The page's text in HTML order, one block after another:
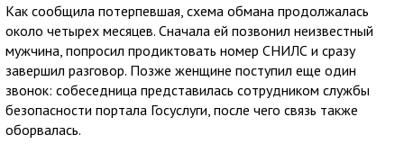
Как сообщила потерпевшая, схема обмана продолжалась
около четырех месяцев. Сначала ей позвонил неизвестный
мужчина, попросил продиктовать номер СНИЛС и сразу
завершил разговор. Позже женщине поступил еще один
звонок: собеседница представилась сотрудником службы
безопасности портала Госуслуги, после чего связь также
оборвалась.